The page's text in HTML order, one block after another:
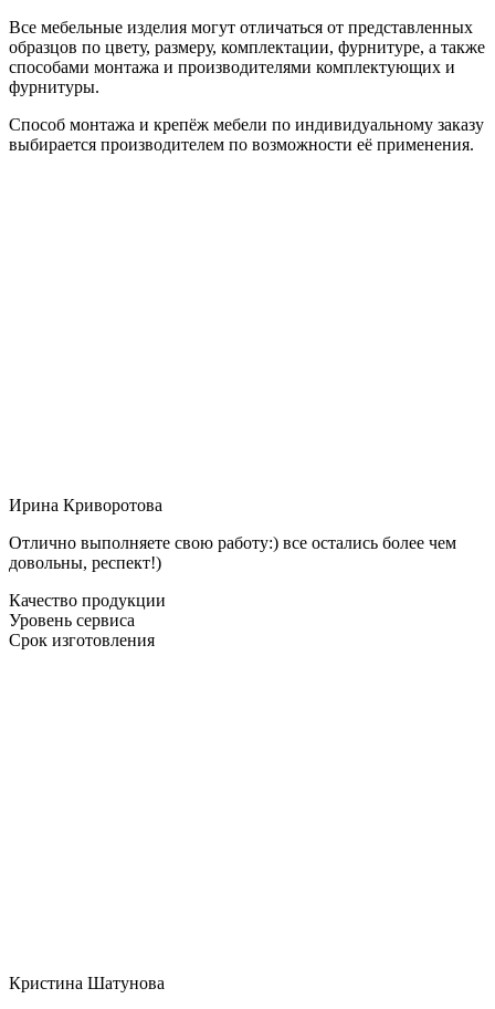
Все мебельные изделия могут отличаться от представленных
образцов по цвету, размеру, комплектации, фурнитуре, а также
способами монтажа и производителями комплектующих и
фурнитуры.
Способ монтажа и крепёж мебели по индивидуальному заказу
выбирается производителем по возможности её применения.
Ирина Криворотова
Отлично выполняете свою работу:) все остались более чем
довольны, респект!)
Качество продукции
Уровень сервиса
Срок изготовления
Кристина Шатунова